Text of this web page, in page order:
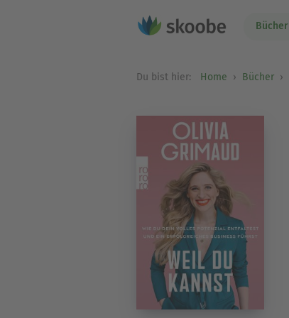
Bücher
Du bist hier: Home Bücher